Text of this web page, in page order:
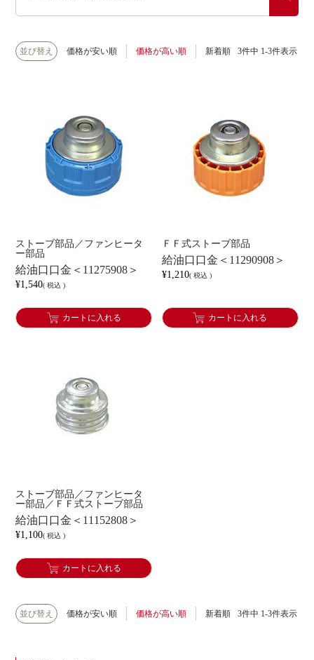
並び替え 価格が安い順 価格が高い順 新着順 3件中 1-3件表示
ストーブ部品／ファンヒータ
ー部品
給油口口金＜11275908＞
¥1,540 税込
カートに入れる
ＦＦ式ストーブ部品
給油口口金＜11290908＞
¥1,210 税込
カートに入れる
ストーブ部品／ファンヒータ
ー部品／ＦＦ式ストーブ部品
給油口口金＜11152808＞
¥1,100 税込
カートに入れる
並び替え 価格が安い順 価格が高い順 新着順 3件中 1-3件表示